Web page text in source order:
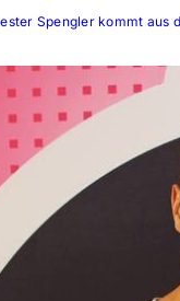
Spengler kommt aus